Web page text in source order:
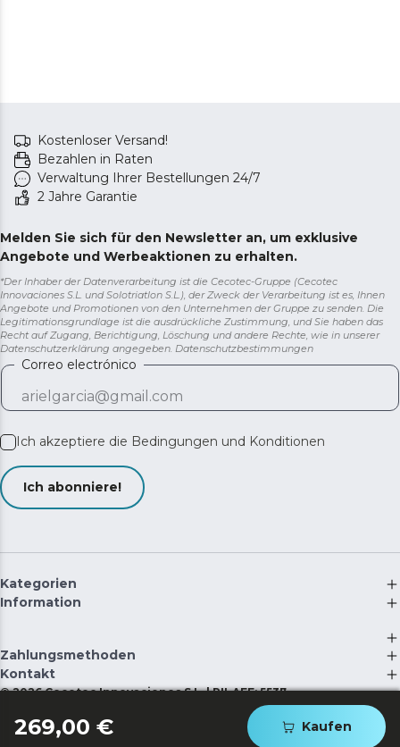
269,00 € Kaufen
Kostenloser Versand!
Bezahlen in Raten
Verwaltung Ihrer Bestellungen 24/7
2 Jahre Garantie
Melden Sie sich für den Newsletter an, um exklusive
Angebote und Werbeaktionen zu erhalten.
*Der Inhaber der Datenverarbeitung ist die Cecotec-Gruppe (Cecotec
Innovaciones S.L. und Solotriatlon S.L.), der Zweck der Verarbeitung ist es, Ihnen
Angebote und Promotionen von den Unternehmen der Gruppe zu senden. Die
Legitimationsgrundlage ist die ausdrückliche Zustimmung, und Sie haben das
Recht auf Zugang, Berichtigung, Löschung und andere Rechte, wie in unserer
Datenschutzerklärung angegeben. Datenschutzbestimmungen
Correo electrónico
Ich akzeptiere die Bedingungen und Konditionen
Ich abonniere!
Kategorien
Information
Zahlungsmethoden
Kontakt
©2026 Cecotec Innovaciones S.L. | RII-AEE: 5537